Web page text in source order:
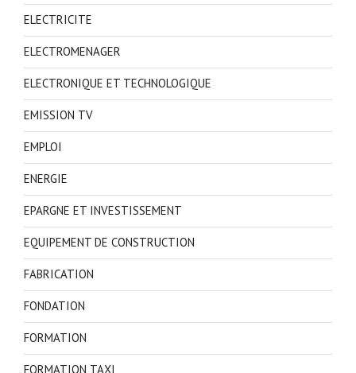
ELECTRICITE
ELECTROMENAGER
ELECTRONIQUE ET TECHNOLOGIQUE
EMISSION TV
EMPLOI
ENERGIE
EPARGNE ET INVESTISSEMENT
EQUIPEMENT DE CONSTRUCTION
FABRICATION
FONDATION
FORMATION
FORMATION TAXI